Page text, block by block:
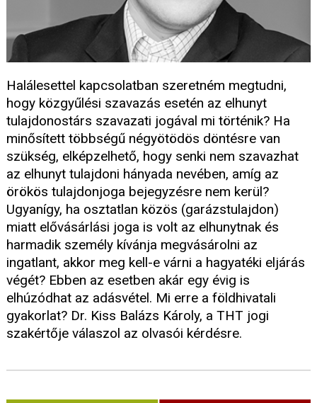
Halálesettel kapcsolatban szeretném megtudni,
hogy közgyűlési szavazás esetén az elhunyt
tulajdonostárs szavazati jogával mi történik? Ha
minősített többségű négyötödös döntésre van
szükség, elképzelhető, hogy senki nem szavazhat
az elhunyt tulajdoni hányada nevében, amíg az
örökös tulajdonjoga bejegyzésre nem kerül?
Ugyanígy, ha osztatlan közös (garázstulajdon)
miatt elővásárlási joga is volt az elhunytnak és
harmadik személy kívánja megvásárolni az
ingatlant, akkor meg kell-e várni a hagyatéki eljárás
végét? Ebben az esetben akár egy évig is
elhúzódhat az adásvétel. Mi erre a földhivatali
gyakorlat? Dr. Kiss Balázs Károly, a THT jogi
szakértője válaszol az olvasói kérdésre.